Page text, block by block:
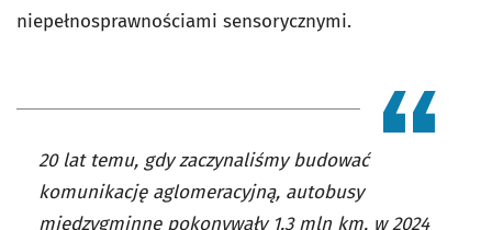
niepełnosprawnościami sensorycznymi.
20 lat temu, gdy zaczynaliśmy budować
komunikację aglomeracyjną, autobusy
międzygminne pokonywały 1,3 mln km, w 2024